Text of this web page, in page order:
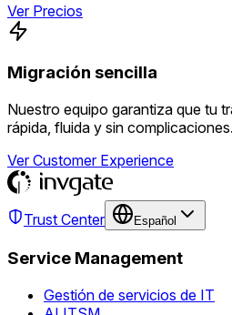
Ver Precios
Migración sencilla
Nuestro equipo garantiza que tu
rápida, fluida y sin complicaciones.
Ver Customer Experience
Trust Center Español
Service Management
Gestión de servicios de IT